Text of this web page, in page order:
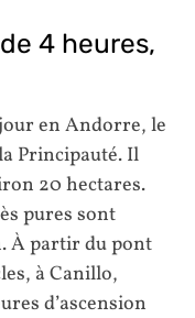
4 heures,
en Andorre, le
Principauté. Il
20 hectares.
pures sont
À partir du pont
à Canillo,
d’ascension